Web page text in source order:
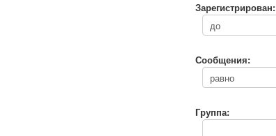
Зарегистрирован:
Сообщения:
Группа: